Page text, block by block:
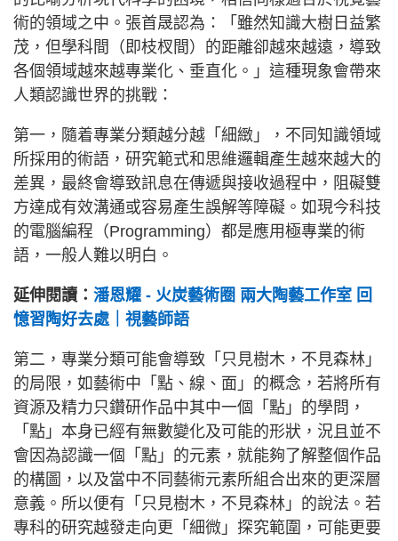
術的領域之中。張首晟認為：「雖然知識大樹日益繁
茂，但學科間（即枝杈間）的距離卻越來越遠，導致
各個領域越來越專業化、垂直化。」這種現象會帶來
人類認識世界的挑戰：
第一，隨着專業分類越分越「細緻」，不同知識領域
所採用的術語，研究範式和思維邏輯產生越來越大的
差異，最終會導致訊息在傳遞與接收過程中，阻礙雙
方達成有效溝通或容易產生誤解等障礙。如現今科技
的電腦編程（Programming）都是應用極專業的術
語，一般人難以明白。
延伸閱讀： 潘恩耀 - 火炭藝術圈 兩大陶藝工作室 回
憶習陶好去處｜視藝師語
第二，專業分類可能會導致「只見樹木，不見森林」
的局限，如藝術中「點、線、面」的概念，若將所有
資源及精力只鑽研作品中其中一個「點」的學問，
「點」本身已經有無數變化及可能的形狀，況且並不
會因為認識一個「點」的元素，就能夠了解整個作品
的構圖，以及當中不同藝術元素所組合出來的更深層
意義。所以便有「只見樹木，不見森林」的說法。若
專科的研究越發走向更「細微」探究範圍，可能更要